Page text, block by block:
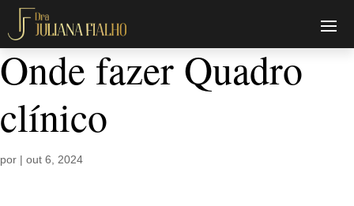
Onde fazer Quadro
clínico
por | out 6, 2024